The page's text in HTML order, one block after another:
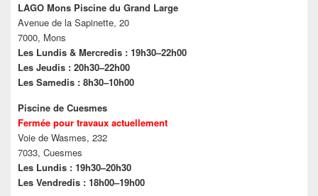
LAGO Mons Piscine du Grand Large
Avenue de la Sapinette, 20
7000, Mons
Les Lundis & Mercredis : 19h30–22h00
Les Jeudis : 20h30–22h00
Les Samedis : 8h30–10h00
Piscine de Cuesmes
Fermée pour travaux actuellement
Voie de Wasmes, 232
7033, Cuesmes
Les Lundis : 19h30–20h30
Les Vendredis : 18h00–19h00